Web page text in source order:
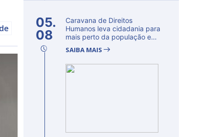
05.
08
Caravana de Direitos
Humanos leva cidadania para
mais perto da população e
SAIBA MAIS